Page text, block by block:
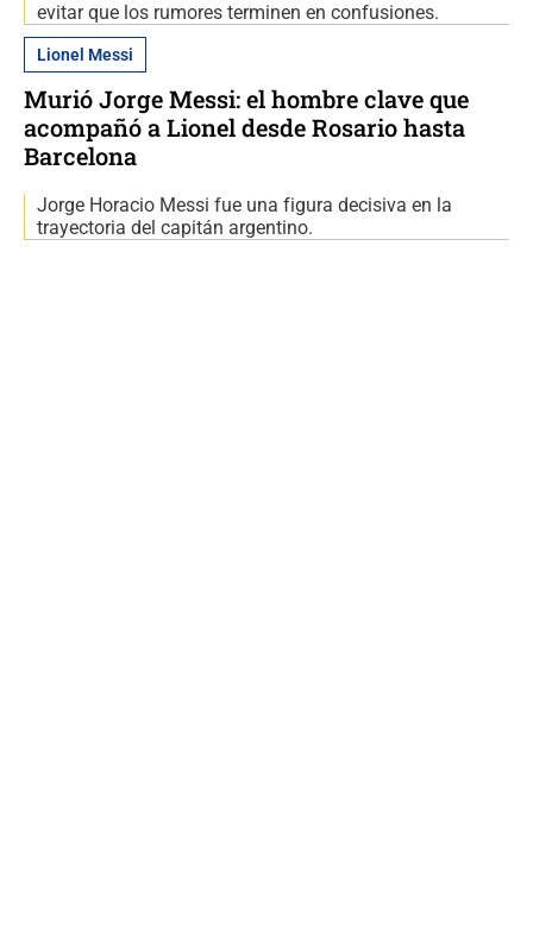
evitar que los rumores terminen en confusiones.
Lionel Messi
Murió Jorge Messi: el hombre clave que
acompañó a Lionel desde Rosario hasta
Barcelona
Jorge Horacio Messi fue una figura decisiva en la
trayectoria del capitán argentino.